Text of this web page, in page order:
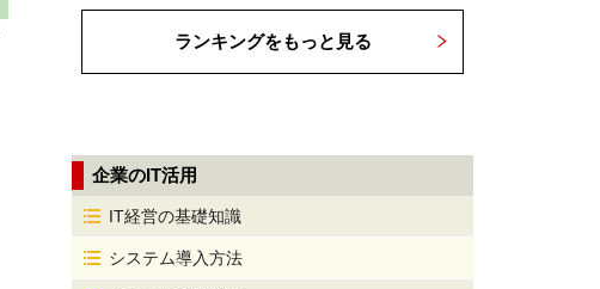
ランキングをもっと見る
企業のIT活用
IT経営の基礎知識
システム導入方法